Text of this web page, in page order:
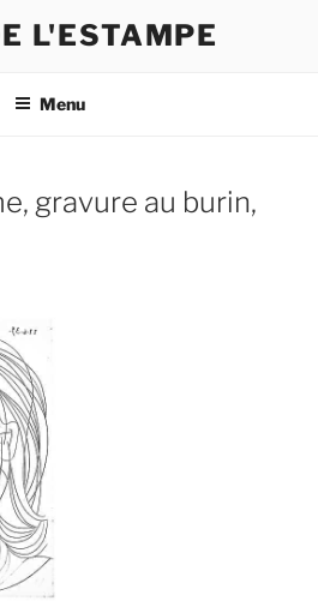
L'ESTAMPE
Menu
gravure au burin,